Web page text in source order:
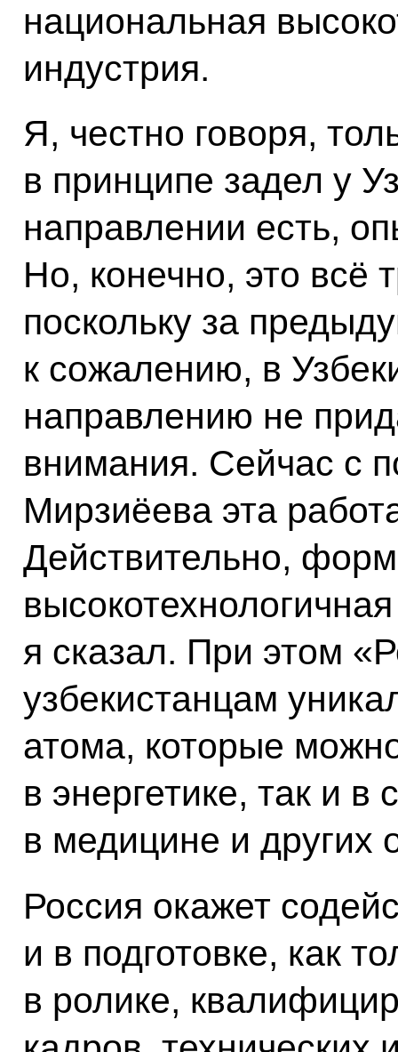
национальная
индустрия.
Я, честно говоря,
в принципе задел у
направлении есть,
Но, конечно, это всё
поскольку за
к сожалению, в
направлению не
внимания. Сейчас с
Мирзиёева эта
Действительно,
я сказал. При этом
узбекистанцам
атома, которые
в энергетике, так и в
в медицине и других
Россия окажет
и в подготовке, как
в ролике,